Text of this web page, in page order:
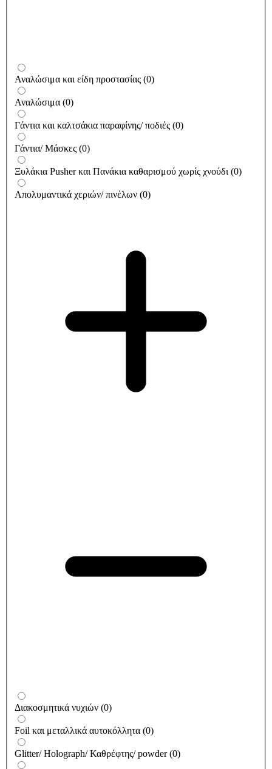
Αναλώσιμα και είδη προστασίας (0)
Αναλώσιμα (0)
Γάντια και καλτσάκια παραφίνης/ ποδιές (0)
Γάντια/ Μάσκες (0)
Ξυλάκια Pusher και Πανάκια καθαρισμού χωρίς χνούδι (0)
Απολυμαντικά χεριών/ πινέλων (0)
Διακοσμητικά νυχιών (0)
Foil και μεταλλικά αυτοκόλλητα (0)
Glitter/ Holograph/ Καθρέφτης/ powder (0)